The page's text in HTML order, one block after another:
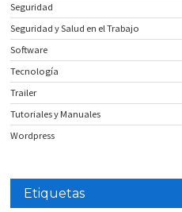
Seguridad
Seguridad y Salud en el Trabajo
Software
Tecnología
Trailer
Tutoriales y Manuales
Wordpress
Etiquetas